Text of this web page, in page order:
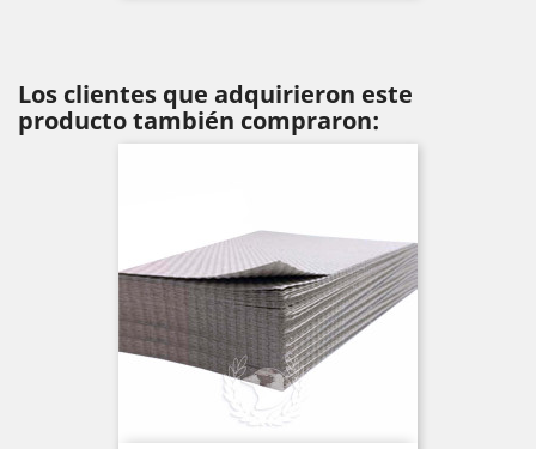
Los clientes que adquirieron este
producto también compraron: